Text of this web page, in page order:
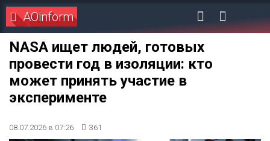
AOinform
NASA ищет людей, готовых
провести год в изоляции: кто
может принять участие в
эксперименте
08.07.2026 в 07:26 361